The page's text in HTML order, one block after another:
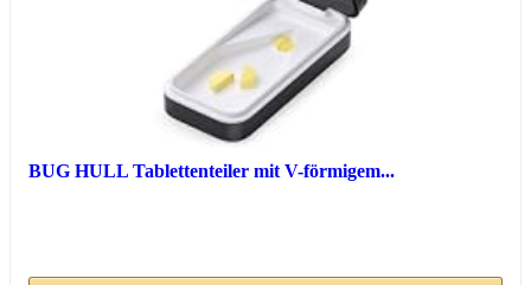
BUG HULL Tablettenteiler mit V-förmigem...